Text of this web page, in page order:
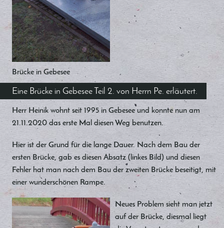
Brücke in Gebesee
Eine Brücke in Gebesee Teil 2. von Herrn Pe. erläutert.
Herr Heinik wohnt seit 1995 in Gebesee und konnte nun am
21.11.2020 das erste Mal diesen Weg benutzen.
Hier ist der Grund für die lange Dauer. Nach dem Bau der
ersten Brücke, gab es diesen Absatz (linkes Bild) und diesen
Fehler hat man nach dem Bau der zweiten Brücke beseitigt, mit
einer wunderschönen Rampe.
Neues Problem sieht man jetzt
auf der Brücke, diesmal liegt